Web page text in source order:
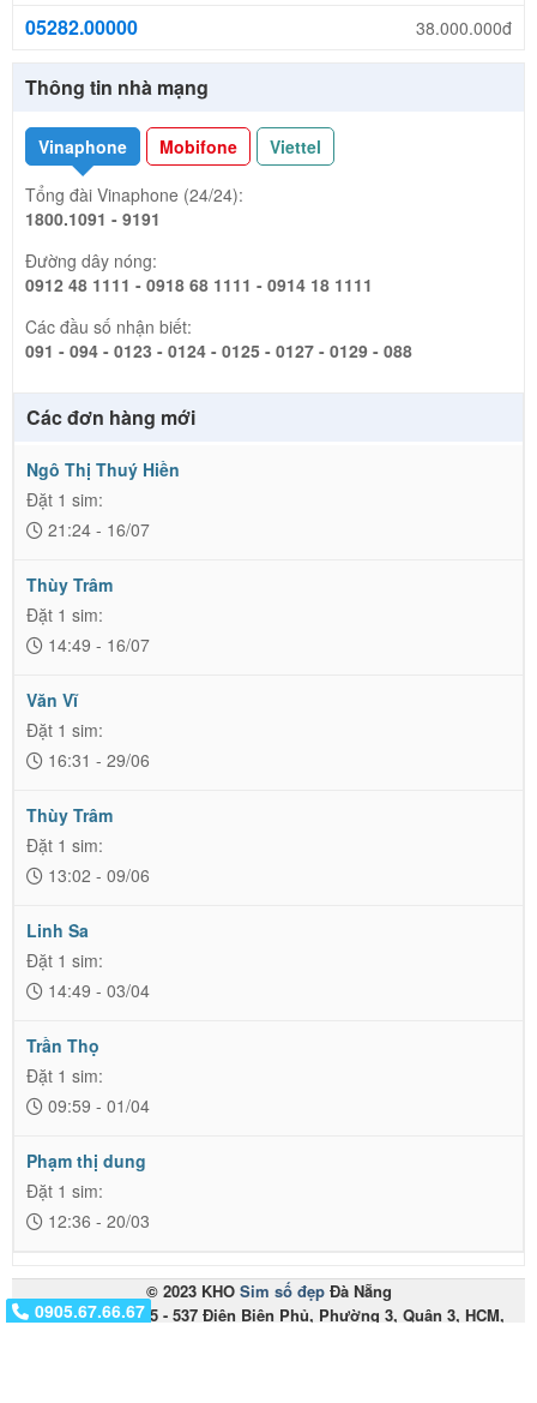
0917.01.01.01
0905.67.66.67
05282.00000 38.000.000đ
Thông tin nhà mạng
Vinaphone Mobifone
Viettel
Tổng đài Vinaphone (24/24):
1800.1091 - 9191
Đường dây nóng:
0912 48 1111 - 0918 68 1111 - 0914 18 1111
Các đầu số nhận biết:
091 - 094 - 0123 - 0124 - 0125 - 0127 - 0129 - 088
Các đơn hàng mới
Ngô Thị Thuý Hiền
Đặt 1 sim:
21:24 - 16/07
Thùy Trâm
Đặt 1 sim:
14:49 - 16/07
Văn Vĩ
Đặt 1 sim:
16:31 - 29/06
Thùy Trâm
Đặt 1 sim:
13:02 - 09/06
Linh Sa
Đặt 1 sim:
14:49 - 03/04
Trần Thọ
Đặt 1 sim:
09:59 - 01/04
Phạm thị dung
Đặt 1 sim:
12:36 - 20/03
© 2023 KHO Sim số đẹpĐà Nẵng
Miền Nam: 535 - 537 Điện Biên Phủ, Phường 3, Quận 3, HCM,